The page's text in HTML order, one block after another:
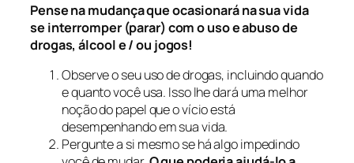
Pense na mudança que ocasionará na sua vida
se interromper (parar) com o uso e abuso de
drogas, álcool e / ou jogos!
Observe o seu uso de drogas, incluindo quando
e quanto você usa. Isso lhe dará uma melhor
noção do papel que o vício está
desempenhando em sua vida.
Pergunte a si mesmo se há algo impedindo